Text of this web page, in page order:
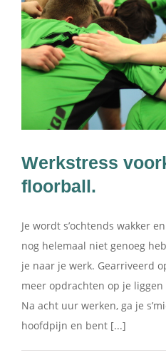
Werkstress
floorball.
Je wordt s’ochtends wakker
nog helemaal niet genoeg
je naar je werk. Gearriveerd
meer opdrachten op je
Na acht uur werken, ga je
hoofdpijn en bent [...]